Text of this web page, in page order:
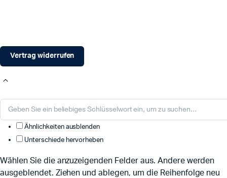
Vertrag widerrufen
Ähnlichkeiten ausblenden
Unterschiede hervorheben
Wählen Sie die anzuzeigenden Felder aus. Andere werden
ausgeblendet. Ziehen und ablegen, um die Reihenfolge neu